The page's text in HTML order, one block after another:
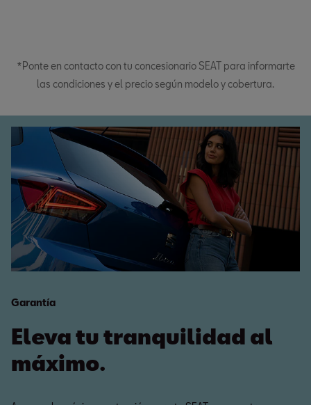
*Ponte en contacto con tu concesionario SEAT para informarte
las condiciones y el precio según modelo y cobertura.
Garantía
Eleva tu tranquilidad al
máximo.